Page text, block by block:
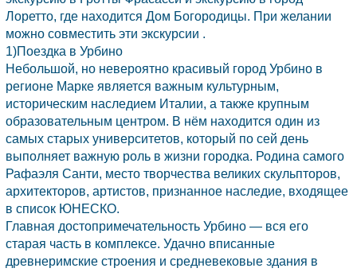
Лоретто, где находится Дом Богородицы. При желании
можно совместить эти экскурсии .
1)Поездка в Урбино
Небольшой, но невероятно красивый город Урбино в
регионе Марке является важным культурным,
историческим наследием Италии, а также крупным
образовательным центром. В нём находится один из
самых старых университетов, который по сей день
выполняет важную роль в жизни городка. Родина самого
Рафаэля Санти, место творчества великих скульпторов,
архитекторов, артистов, признанное наследие, входящее
в список ЮНЕСКО.
Главная достопримечательность Урбино — вся его
старая часть в комплексе. Удачно вписанные
древнеримские строения и средневековые здания в